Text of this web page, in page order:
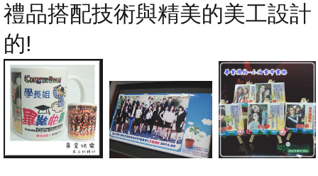
禮品搭配技術與精美的美工設
的!